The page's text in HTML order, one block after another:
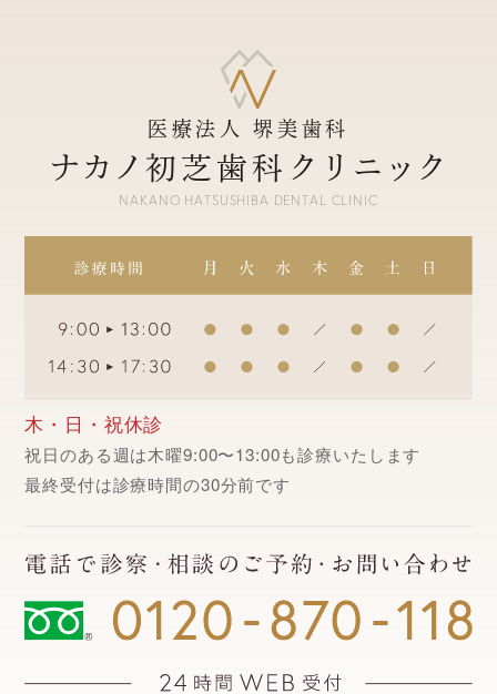
医療法人 堺美歯科
ナカノ 初芝歯科 クリニック
NAKANO HATSUSHIBA DENTAL CLINIC
木・日・祝休診
祝日のある週は木曜9:00〜13:00も診療いたします
最終受付は診療時間の30分前です